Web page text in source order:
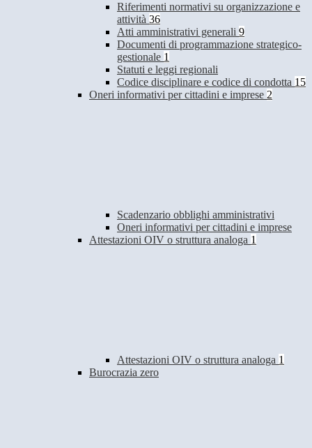
Riferimenti normativi su organizzazione e
attività 36
Atti amministrativi generali 9
Documenti di programmazione strategico-
gestionale 1
Statuti e leggi regionali
Codice disciplinare e codice di condotta 15
Oneri informativi per cittadini e imprese 2
Scadenzario obblighi amministrativi
Oneri informativi per cittadini e imprese
Attestazioni OIV o struttura analoga 1
Attestazioni OIV o struttura analoga 1
Burocrazia zero